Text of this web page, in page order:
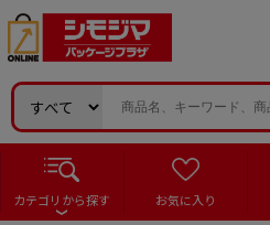
カテゴリから探す お気に入り